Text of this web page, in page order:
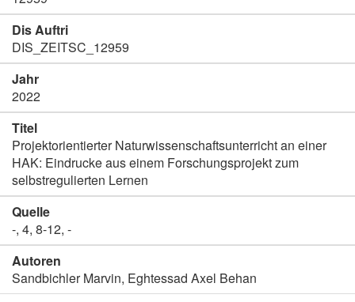
Dis Auftri
DIS_ZEITSC_12959
Jahr
2022
Titel
Projektorientierter Naturwissenschaftsunterricht an einer
HAK: Eindrucke aus einem Forschungsprojekt zum
selbstregulierten Lernen
Quelle
-, 4, 8-12, -
Autoren
Sandbichler Marvin, Eghtessad Axel Behan